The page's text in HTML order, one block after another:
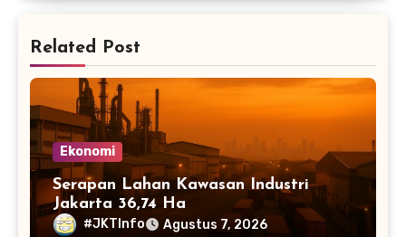
Related Post
Ekonomi
Serapan Lahan Kawasan Industri
Jakarta 36,74 Ha
#JKTInfo Agustus 7, 2026